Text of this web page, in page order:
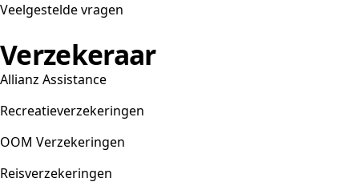
Veelgestelde vragen
Verzekeraar
Allianz Assistance
Recreatieverzekeringen
OOM Verzekeringen
Reisverzekeringen